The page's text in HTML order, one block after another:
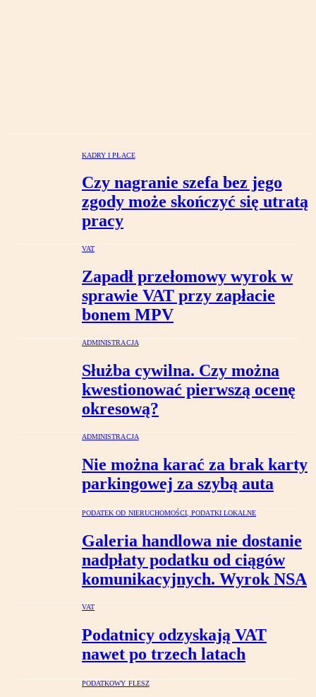
KADRY I PŁACE
Czy nagranie szefa bez jego
zgody może skończyć się utratą
pracy
VAT
Zapadł przełomowy wyrok w
sprawie VAT przy zapłacie
bonem MPV
ADMINISTRACJA
Służba cywilna. Czy można
kwestionować pierwszą ocenę
okresową?
ADMINISTRACJA
Nie można karać za brak karty
parkingowej za szybą auta
PODATEK OD NIERUCHOMOŚCI, PODATKI LOKALNE
Galeria handlowa nie dostanie
nadpłaty podatku od ciągów
komunikacyjnych. Wyrok NSA
VAT
Podatnicy odzyskają VAT
nawet po trzech latach
PODATKOWY FLESZ